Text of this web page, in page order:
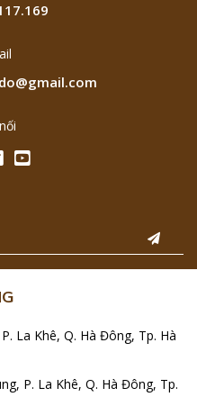
La Khê, Q. Hà Đông, Tp. Hà
P. La Khê, Q. Hà Đông, Tp.